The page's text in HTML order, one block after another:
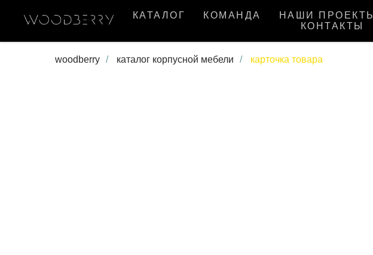
КАТАЛОГ КОМАНДА НАШИ ПРОЕКТЫ
КОНТАКТЫ
woodberry / каталог корпусной мебели / карточка товара